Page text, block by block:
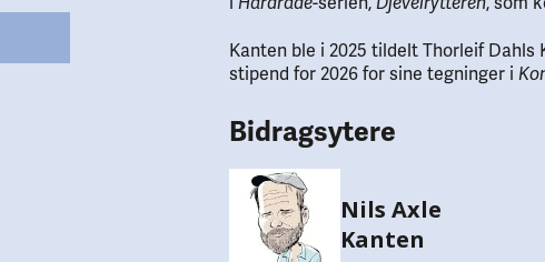
Kanten ble i 2025 tildelt Thorleif
stipend for 2026 for sine tegninger i
Bidragsytere
Nils Axle
Kanten